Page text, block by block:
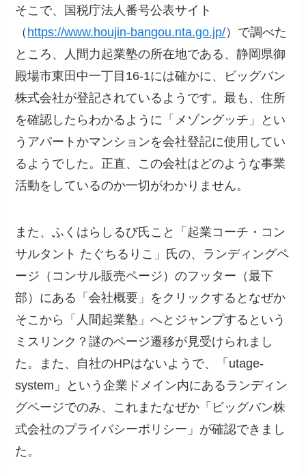
そこで、国税庁法人番号公表サイト
（ https://www.houjin-bangou.nta.go.jp/）で調べた
ところ、人間力起業塾の所在地である、静岡県御
殿場市東田中一丁目16-1には確かに、ビッグバン
株式会社が登記されているようです。最も、住所
を確認したらわかるように「メゾングッチ」とい
うアパートかマンションを会社登記に使用してい
るようでした。正直、この会社はどのような事業
活動をしているのか一切がわかりません。
また、ふくはらしるび氏こと「起業コーチ・コン
サルタント たぐちるりこ」氏の、ランディングペ
ージ（コンサル販売ページ）のフッター（最下
部）にある「会社概要」をクリックするとなぜか
そこから「人間起業塾」へとジャンプするという
ミスリンク？謎のページ遷移が見受けられまし
た。また、自社のHPはないようで、「utage-
system」という企業ドメイン内にあるランディン
グページでのみ、これまたなぜか「ビッグバン株
式会社のプライバシーポリシー」が確認できまし
た。